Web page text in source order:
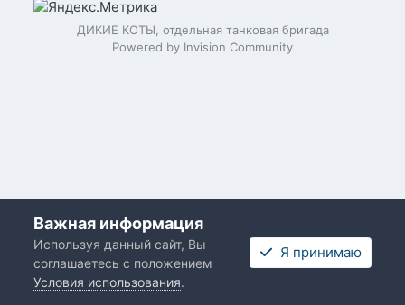
ДИКИЕ КОТЫ, отдельная танковая бригада
Powered by Invision Community
Важная информация
Используя данный сайт, Вы
соглашаетесь с положением
Условия использования.
Я принимаю